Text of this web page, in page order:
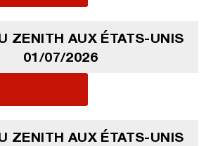
ZENITH AUX ÉTATS-UNIS
01/07/2026
ZENITH AUX ÉTATS-UNIS